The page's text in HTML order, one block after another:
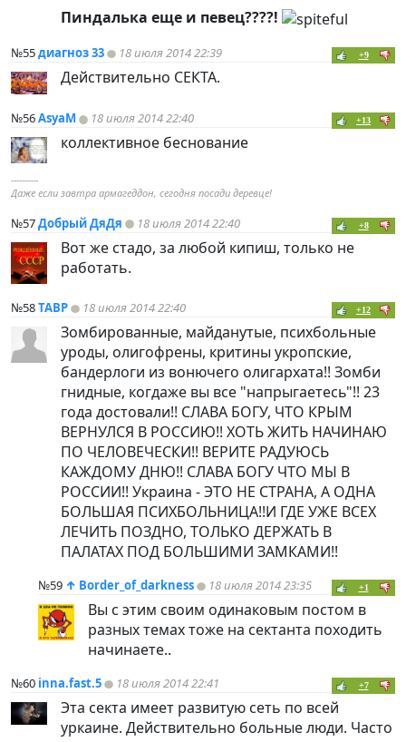
Пиндалька еще и певец????!
№55диагноз 33 18 июля 2014 22:39 +9
Действительно СЕКТА.
№56AsyaM 18 июля 2014 22:40 +13
коллективное беснование
----------
Даже если завтра армагеддон, сегодня посади деревце!
№57Добрый ДяДя 18 июля 2014 22:40 +8
Вот же стадо, за любой кипиш, только не
работать.
№58ТАВР 18 июля 2014 22:40 +12
Зомбированные, майданутые, психбольные
уроды, олигофрены, критины укропские,
бандерлоги из вонючего олигархата!! Зомби
гнидные, когдаже вы все "напрыгаетесь"!! 23
года достовали!! СЛАВА БОГУ, ЧТО КРЫМ
ВЕРНУЛСЯ В РОССИЮ!! ХОТЬ ЖИТЬ НАЧИНАЮ
ПО ЧЕЛОВЕЧЕСКИ!! ВЕРИТЕ РАДУЮСЬ
КАЖДОМУ ДНЮ!! СЛАВА БОГУ ЧТО МЫ В
РОССИИ!! Украина - ЭТО НЕ СТРАНА, А ОДНА
БОЛЬШАЯ ПСИХБОЛЬНИЦА!!И ГДЕ УЖЕ ВСЕХ
ЛЕЧИТЬ ПОЗДНО, ТОЛЬКО ДЕРЖАТЬ В
ПАЛАТАХ ПОД БОЛЬШИМИ ЗАМКАМИ!!
№59 ↑ Border_of_darkness 18 июля 2014 23:35 +1
Вы с этим своим одинаковым постом в
разных темах тоже на сектанта походить
начинаете..
№60 inna.fast.5 18 июля 2014 22:41 +7
Эта секта имеет развитую сеть по всей
уркаине. Действительно больные люди. Часто